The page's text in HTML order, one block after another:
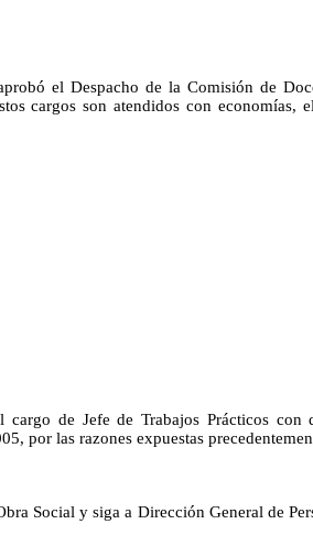
el Despacho de la Comisión de
cargos son atendidos con economías,
de Jefe de Trabajos Prácticos con
por las razones expuestas
Social y siga a Dirección General de